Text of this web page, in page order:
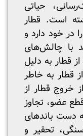
حیاتی
است. قطار
در خود دارد و
با چالش‌های
قطار به دلیل
قطار به خاطر
خروج قطار از
عضو، تجاوز
دست باندهای
تحقیر و